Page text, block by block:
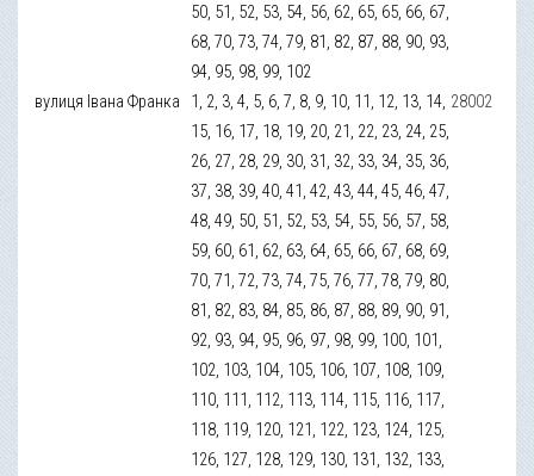
50, 51, 52, 53, 54, 56, 62, 65, 65, 66, 67,
68, 70, 73, 74, 79, 81, 82, 87, 88, 90, 93,
94, 95, 98, 99, 102
вулиця Івана Франка
1, 2, 3, 4, 5, 6, 7, 8, 9, 10, 11, 12, 13, 14,
15, 16, 17, 18, 19, 20, 21, 22, 23, 24, 25,
26, 27, 28, 29, 30, 31, 32, 33, 34, 35, 36,
37, 38, 39, 40, 41, 42, 43, 44, 45, 46, 47,
48, 49, 50, 51, 52, 53, 54, 55, 56, 57, 58,
59, 60, 61, 62, 63, 64, 65, 66, 67, 68, 69,
70, 71, 72, 73, 74, 75, 76, 77, 78, 79, 80,
81, 82, 83, 84, 85, 86, 87, 88, 89, 90, 91,
92, 93, 94, 95, 96, 97, 98, 99, 100, 101,
102, 103, 104, 105, 106, 107, 108, 109,
110, 111, 112, 113, 114, 115, 116, 117,
118, 119, 120, 121, 122, 123, 124, 125,
126, 127, 128, 129, 130, 131, 132, 133,
28002